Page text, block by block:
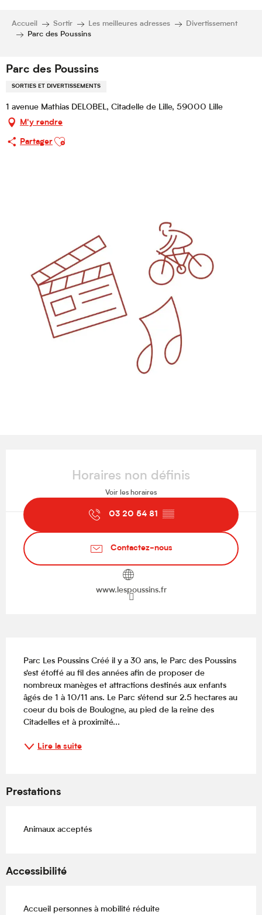
Accueil Sortir Les meilleures adresses
Divertissement
Parc des Poussins
Parc des Poussins
SORTIES ET DIVERTISSEMENTS
1 avenue Mathias DELOBEL, Citadelle de Lille, 59000 Lille
M'y rendre
Partager
Ajouter aux favoris
Horaires non définis
Voir les horaires
03 20 54 81 ▒▒
Contactez-nous
www.lespoussins.fr
Parc Les Poussins Créé il y a 30 ans, le Parc des Poussins
s'est étoffé au fil des années afin de proposer de
nombreux manèges et attractions destinés aux enfants
âgés de 1 à 10/11 ans. Le Parc s'étend sur 2.5 hectares au
coeur du bois de Boulogne, au pied de la reine des
Citadelles et à proximité...
Lire la suite
Prestations
Animaux acceptés
Accessibilité
Accueil personnes à mobilité réduite